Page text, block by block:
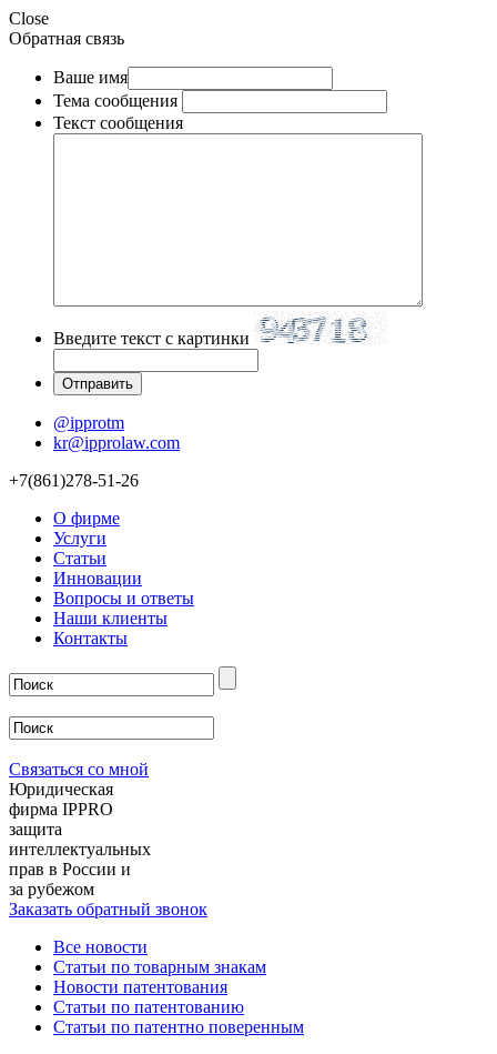
Close
Обратная связь
Ваше имя
Тема сообщения
Текст сообщения
Введите текст с картинки
@ipprotm
kr@ipprolaw.com
+7(861)278-51-26
О фирме
Услуги
Статьи
Инновации
Вопросы и ответы
Наши клиенты
Контакты
Связаться со мной
Юридическая
фирма IPPRO
защита
интеллектуальных
прав в России и
за рубежом
Заказать обратный звонок
Все новости
Статьи по товарным знакам
Новости патентования
Статьи по патентованию
Статьи по патентно поверенным